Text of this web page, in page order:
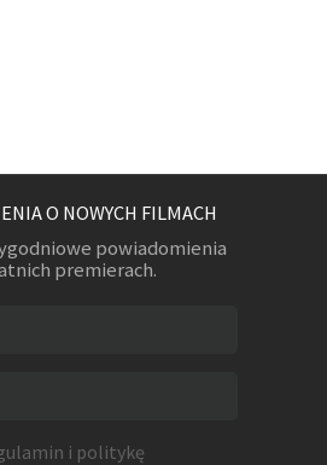
O NOWYCH FILMACH
powiadomienia
premierach.
i politykę